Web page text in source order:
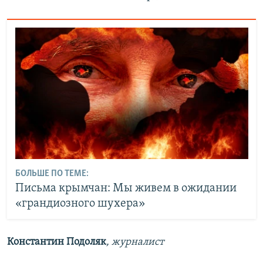
БОЛЬШЕ ПО ТЕМЕ:
Письма крымчан: Мы живем в ожидании
«грандиозного шухера»
Константин Подоляк, журналист